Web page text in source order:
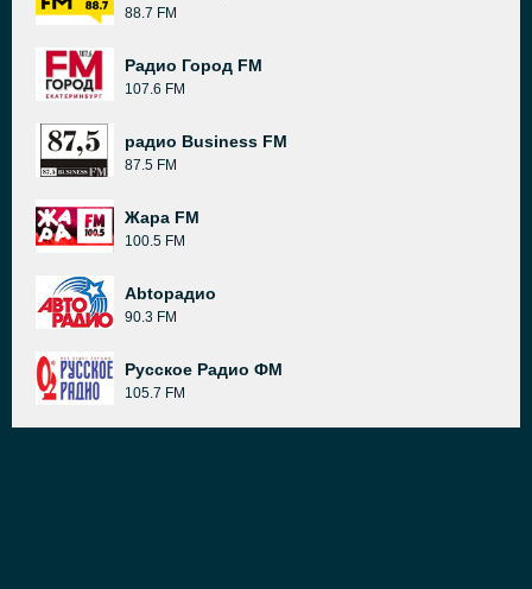
88.7 FM
Радио Город FM
107.6 FM
радио Business FM
87.5 FM
Жара FM
100.5 FM
Abtoрадио
90.3 FM
Русское Радио ФМ
105.7 FM